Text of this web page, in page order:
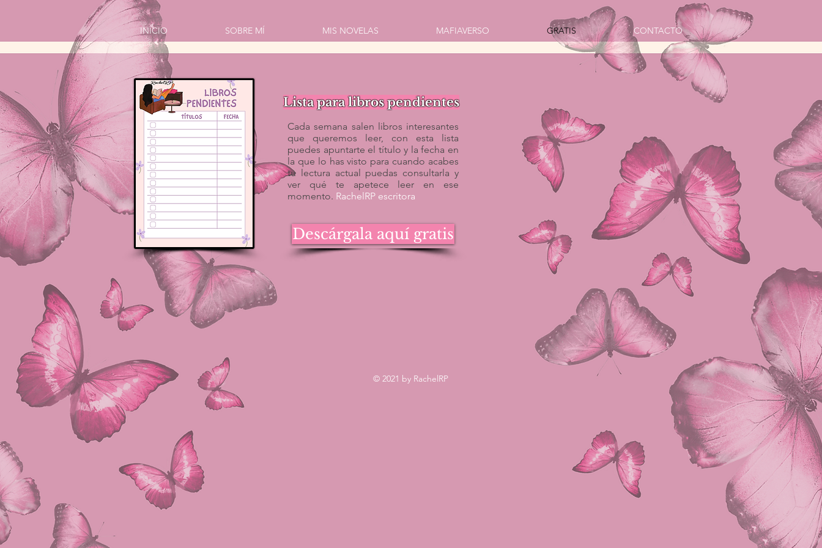
INICIO SOBRE MÍ MIS NOVELAS MAFIAVERSO GRATIS CONTACTO
Lista para libros pendientes
Cada semana salen libros interesantes
que queremos leer, con esta lista
puedes apuntarte el título y la fecha en
la que lo has visto para cuando acabes
tu lectura actual puedas consultarla y
ver qué te apetece leer en ese
momento. RachelRP escritora
Descárgala aquí gratis
© 2021 by RachelRP